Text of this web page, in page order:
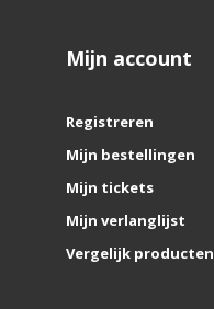
Mijn account
Registreren
Mijn bestellingen
Mijn tickets
Mijn verlanglijst
Vergelijk producten